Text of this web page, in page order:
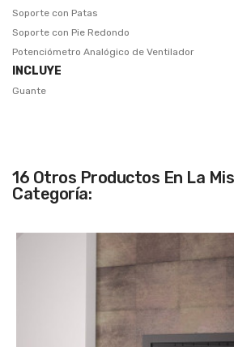
Soporte con Patas
Soporte con Pie Redondo
Potenciómetro Analógico de Ventilador
INCLUYE
Guante
16 Otros Productos En La
Categoría: